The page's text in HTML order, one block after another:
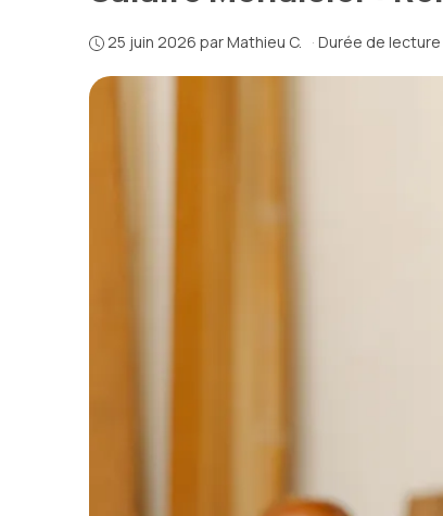
25 juin 2026 parMathieu C. · Durée de